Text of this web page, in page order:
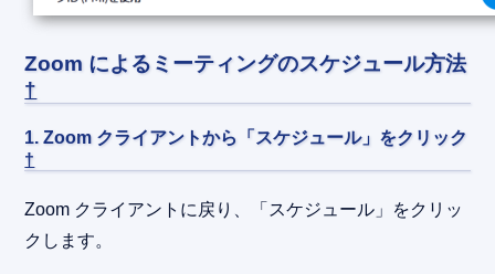
Zoom によるミーティングのスケジュール方法
†
1. Zoom クライアントから「スケジュール」をクリック
†
Zoom クライアントに戻り、「スケジュール」をクリッ
クします。